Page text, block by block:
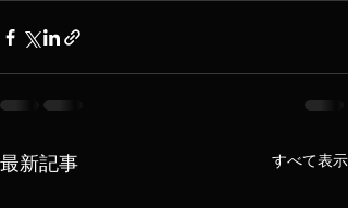
最新記事 すべて表示